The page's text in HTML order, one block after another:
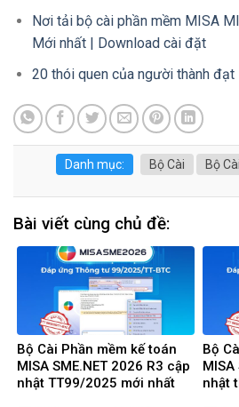
Nơi tải bộ cài phần mềm MISA
Mới nhất | Download cài đặt
20 thói quen của người thành đạt
Danh mục: Bộ Cài Bộ
Bài viết cùng chủ đề:
Bộ Cài Phần mềm kế toán
MISA SME.NET 2026 R3 cập
nhật TT99/2025 mới nhất
Bộ
MISA
nhật